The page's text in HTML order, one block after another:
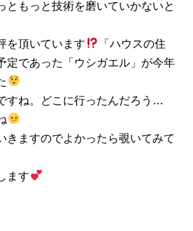
ともっと技術を磨いていかないと
を頂いています
「ハウスの住
定であった「ウシガエル」が今年
すね。どこに行ったんだろう…
きますのでよかったら覗いてみて
ます